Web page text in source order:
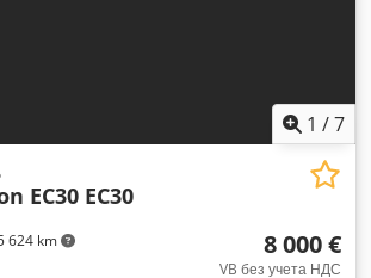
1 /7
624 km
EC30 EC30
8 000 €
VB без учета НДС